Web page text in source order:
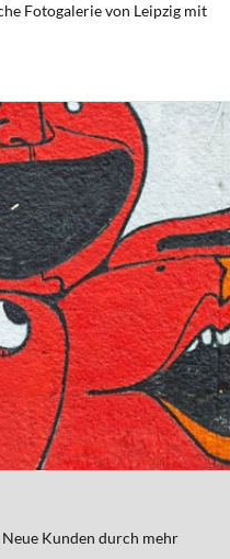
Fotogalerie von Leipzig mit
Kunden durch mehr